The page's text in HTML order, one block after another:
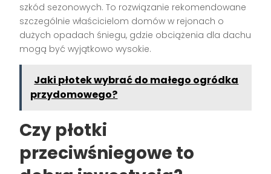
szkód sezonowych. To rozwiązanie rekomendowane
szczególnie właścicielom domów w rejonach o
dużych opadach śniegu, gdzie obciążenia dla dachu
mogą być wyjątkowo wysokie.
Jaki płotek wybrać do małego ogródka
przydomowego?
Czy płotki
przeciwśniegowe to